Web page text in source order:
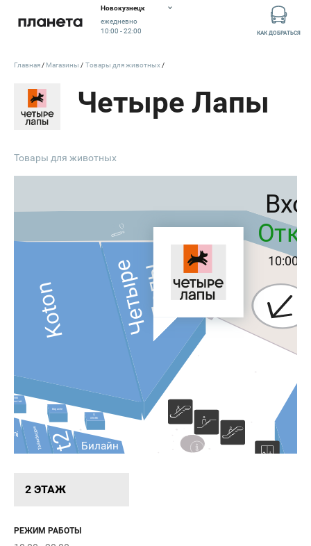
Новокузнецк
ежедневно
10:00 - 22:00
КАК ДОБРАТЬСЯ
Четыре Лапы
Товары для животных
2 ЭТАЖ
РЕЖИМ РАБОТЫ
10:00 -
Золотой
Bogache
Q
STORE
Koton
Билайн
t2
Таймберри
ЧетыреЛапы
Главная Магазины Товары для животных